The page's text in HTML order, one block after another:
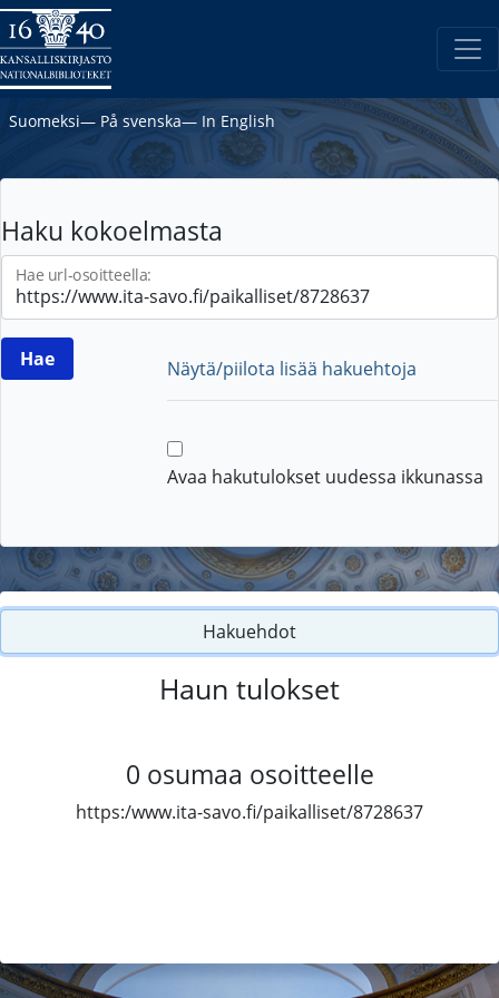
Suomeksi― På svenska― In English
Haku kokoelmasta
Hae url-osoitteella:
Näytä/piilota lisää hakuehtoja
Avaa hakutulokset uudessa ikkunassa
Hakuehdot
Haun tulokset
0 osumaa osoitteelle
https:/www.ita-savo.fi/paikalliset/8728637